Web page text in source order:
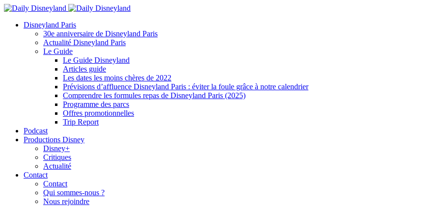
Disneyland Paris
30e anniversaire de Disneyland Paris
Actualité Disneyland Paris
Le Guide
Le Guide Disneyland
Articles guide
Les dates les moins chères de 2022
Prévisions d’affluence Disneyland Paris : éviter la foule grâce à notre calendrier
Comprendre les formules repas de Disneyland Paris (2025)
Programme des parcs
Offres promotionnelles
Trip Report
Podcast
Productions Disney
Disney+
Critiques
Actualité
Contact
Contact
Qui sommes-nous ?
Nous rejoindre